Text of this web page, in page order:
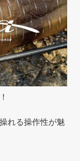
れる操作性が魅